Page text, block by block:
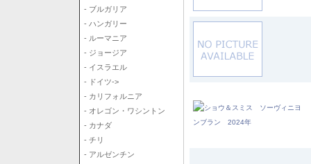
- ブルガリア
- ハンガリー
- ルーマニア
- ジョージア
- イスラエル
- ドイツ->
- カリフォルニア
- オレゴン・ワシントン
- カナダ
- チリ
- アルゼンチン